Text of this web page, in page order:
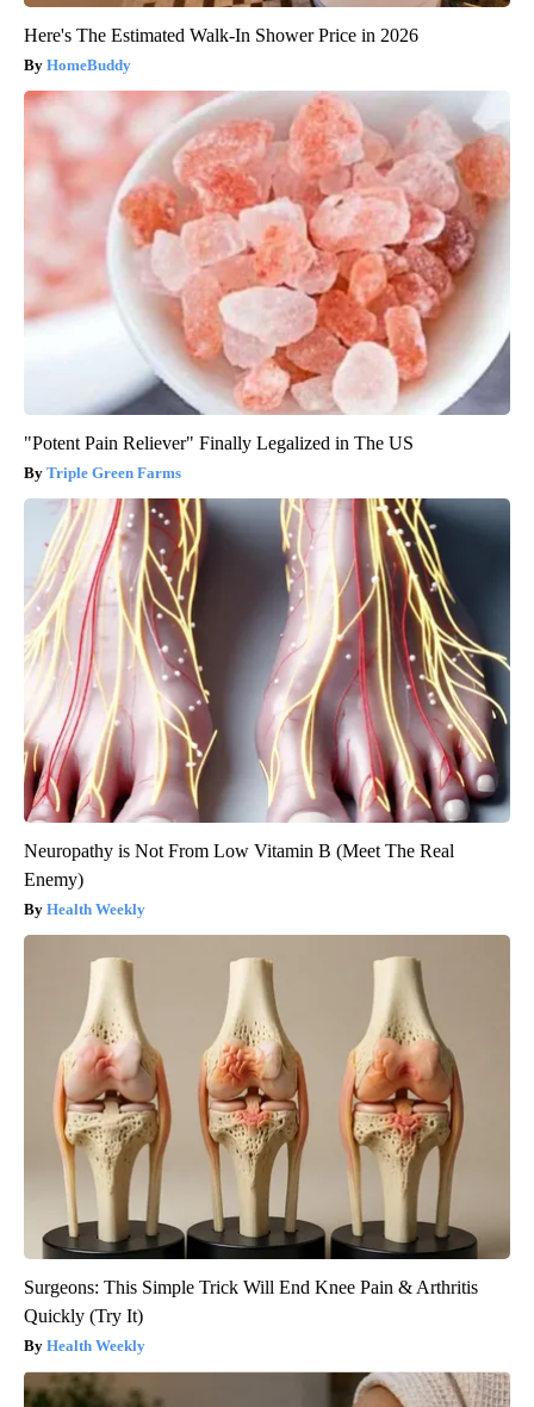
Here's The Estimated Walk-In Shower Price in 2026
HomeBuddy
"Potent Pain Reliever" Finally Legalized in The US
Triple Green Farms
Neuropathy is Not From Low Vitamin B (Meet The Real
Enemy)
Health Weekly
Surgeons: This Simple Trick Will End Knee Pain & Arthritis
Quickly (Try It)
Health Weekly